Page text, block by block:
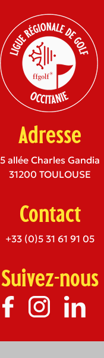
Adresse
5 allée Charles Gandia
31200 TOULOUSE
Contact
+33 (0)5 31 61 91 05
Suivez-nous